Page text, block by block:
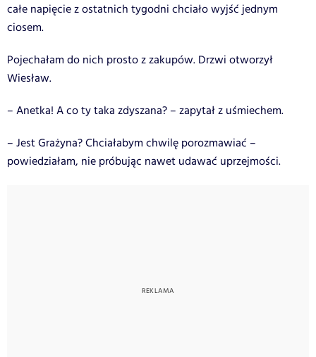
całe napięcie z ostatnich tygodni chciało wyjść jednym
ciosem.
Pojechałam do nich prosto z zakupów. Drzwi otworzył
Wiesław.
– Anetka! A co ty taka zdyszana? – zapytał z uśmiechem.
– Jest Grażyna? Chciałabym chwilę porozmawiać –
powiedziałam, nie próbując nawet udawać uprzejmości.